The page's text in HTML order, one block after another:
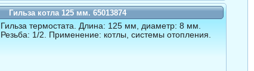
Гильза котла 125 мм. 65013874
Гильза термостата. Длина: 125 мм, диаметр: 8 мм.
Резьба: 1/2. Применение: котлы, системы отопления.